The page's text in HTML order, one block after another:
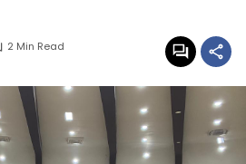
2 Min Read